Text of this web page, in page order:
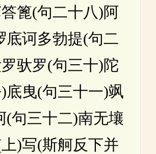
篦(句二十八)阿
底诃多勃提(句二
驮罗(句三十)陀
底曳(句三十一)飒
(句三十二)南无壤
)写(斯舸反下并